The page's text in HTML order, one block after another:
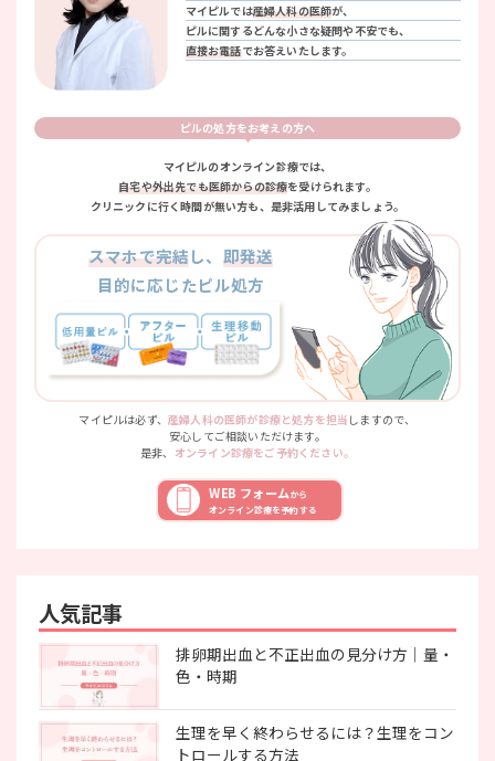
人気記事
排卵期出血と不正出血の見分け方｜量・
色・時期
生理を早く終わらせるには？生理をコン
トロールする方法
マイピルでは産婦人科の医師が、
ピルに関するどんな小さな疑問や不安でも、
直接お電話でお答えいたします。
ピルの処方をお考えの方へ
マイピルのオンライン診療では、
自宅や外出先でも医師からの診療を受けられます。
クリニックに行く時間が無い方も、是非活用してみましょう。
スマホで完結し、 即発送
目的に応じたピル処方
マイピルは必ず、産婦人科の医師が診療と処方を担当 しますので、
安心してご相談いただけます。
是非、 オンライン診療をご予約ください。
WEB フォームから
オンライン診療を予約する